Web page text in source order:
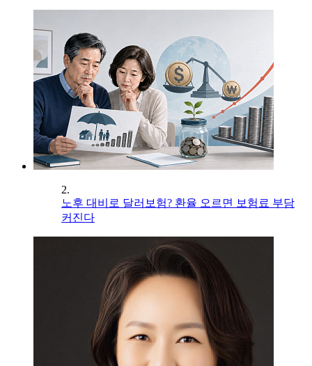
2.
노후 대비로 달러보험? 환율 오르면 보험료 부담
커진다